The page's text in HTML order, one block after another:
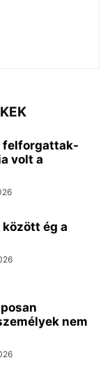
felforgattak-
volt a
között ég a
nem